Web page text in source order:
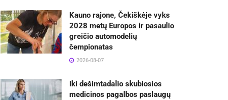
Kauno rajone, Čekiškėje vyks
2028 metų Europos ir pasaulio
greičio automodelių
čempionatas
2026-08-07
Iki dešimtadalio skubiosios
medicinos pagalbos paslaugų